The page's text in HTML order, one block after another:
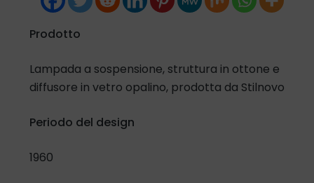
Prodotto
Lampada a sospensione, struttura in ottone e
diffusore in vetro opalino, prodotta da Stilnovo
Periodo del design
1960